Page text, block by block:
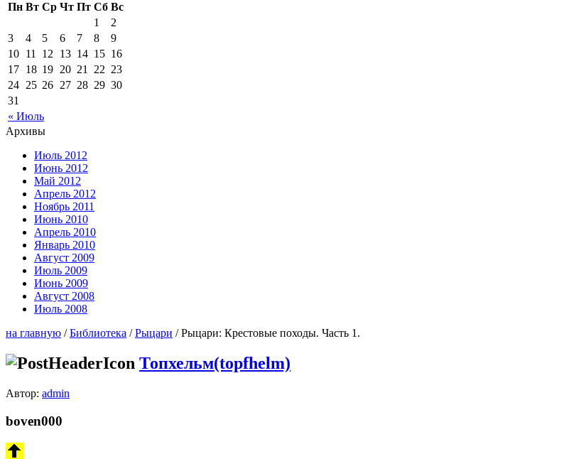
Пн Вт Ср Чт Пт Сб Вс
« Июль
1
2
3
4 5 6 7 8
9
10 11 12 13 14 15 16
17 18 19 20 21 22 23
24 25 26 27 28 29 30
31
Архивы
Июль 2012
Июнь 2012
Май 2012
Апрель 2012
Ноябрь 2011
Июнь 2010
Апрель 2010
Январь 2010
Август 2009
Июль 2009
Июнь 2009
Август 2008
Июль 2008
на главную /Библиотека /Рыцари / Рыцари: Крестовые походы. Часть 1.
Топхельм(topfhelm)
Автор: admin
boven000